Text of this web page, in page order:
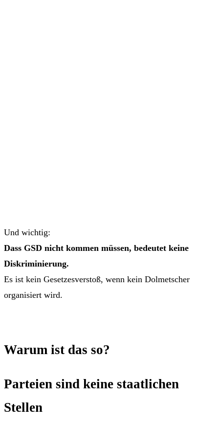
Und wichtig:
Dass GSD nicht kommen müssen, bedeutet keine
Diskriminierung.
Es ist kein Gesetzesverstoß, wenn kein Dolmetscher
organisiert wird.
Warum ist das so?
Parteien sind keine staatlichen
Stellen